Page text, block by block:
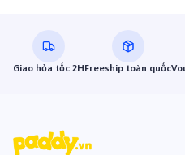
Giao hỏa tốc 2HFreeship toàn quốc